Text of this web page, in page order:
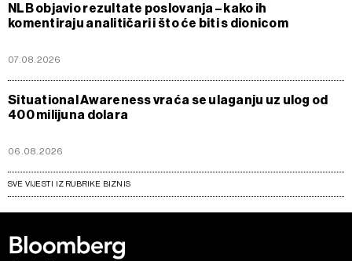
NLB objavio rezultate poslovanja – kako ih
komentiraju analitičari i što će biti s dionicom
07.08.2026
Situational Awareness vraća se ulaganju uz ulog od
400 milijuna dolara
06.08.2026
SVE VIJESTI IZ RUBRIKE BIZNIS